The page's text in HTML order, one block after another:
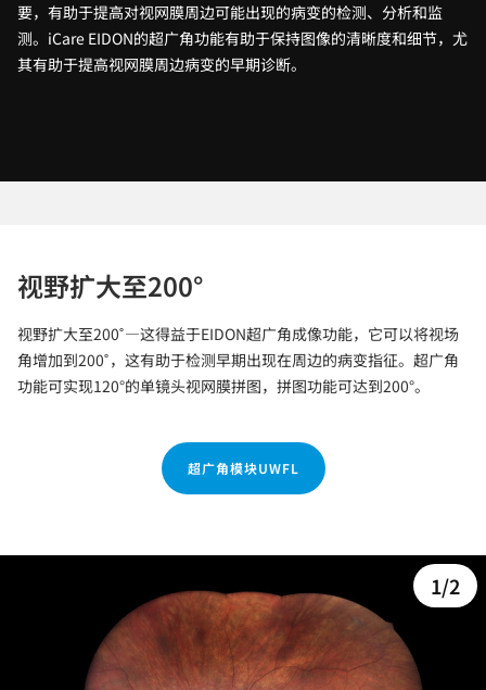
要，有助于提高对视网膜周边可能出现的病变的检测、分析和监
测。iCare EIDON的超广角功能有助于保持图像的清晰度和细节，尤
其有助于提高视网膜周边病变的早期诊断。
视野扩大至200°
视野扩大至200˚—这得益于EIDON超广角成像功能，它可以将视场
角增加到200˚，这有助于检测早期出现在周边的病变指征。超广角
功能可实现120°的单镜头视网膜拼图，拼图功能可达到200°。
超广角模块UWFL
1/2